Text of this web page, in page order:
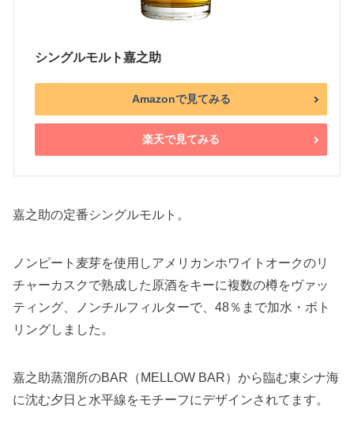
シングルモルト嘉之助
Amazonで見てみる
楽天で見てみる
嘉之助の定番シングルモルト。
ノンピート麦芽を使用しアメリカンホワイトオークのリ
チャーカスクで熟成した原酒をキーに複数の樽をヴァッ
ティング、ノンチルフィルターで、48％まで加水・ボト
リングしました。
嘉之助蒸溜所のBAR（MELLOW BAR）から臨む東シナ海
に沈む夕日と水平線をモチーフにデザインされてます。